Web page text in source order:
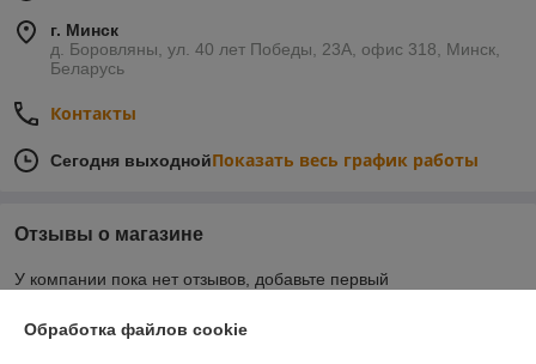
г. Минск
д. Боровляны, ул. 40 лет Победы, 23А, офис 318, Минск,
Беларусь
Контакты
Сегодня выходнойПоказать весь график работы
Отзывы о магазине
У компании пока нет отзывов, добавьте первый
Обработка файлов cookie